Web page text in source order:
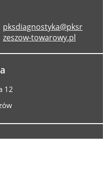
pksdiagnostyka@pksr
zeszow-towarowy.pl
12